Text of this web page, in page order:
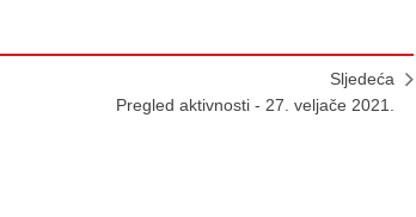
Sljedeća
Pregled aktivnosti - 27. veljače 2021.